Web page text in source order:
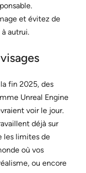
et évitez de
autrui.
fin 2025, des
Unreal Engine
voir le jour.
déjà sur
les limites de
où vos
ou encore